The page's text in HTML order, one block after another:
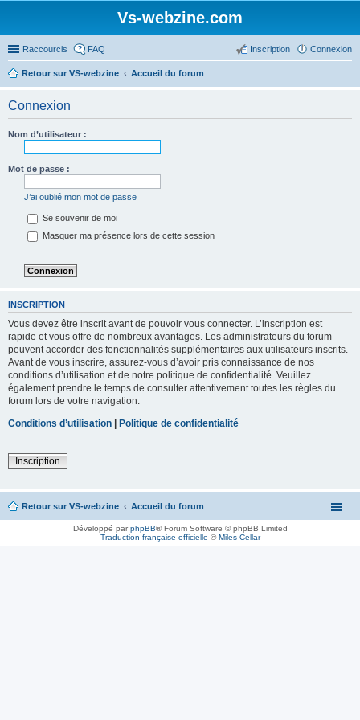
Vs-webzine.com
Raccourcis FAQ Connexion
Inscription
Retour sur VS-webzine Accueil du forum
Connexion
Nom d’utilisateur :
Mot de passe :
J’ai oublié mon mot de passe
Se souvenir de moi
Masquer ma présence lors de cette session
INSCRIPTION
Vous devez être inscrit avant de pouvoir vous connecter. L’inscription est
rapide et vous offre de nombreux avantages. Les administrateurs du forum
peuvent accorder des fonctionnalités supplémentaires aux utilisateurs inscrits.
Avant de vous inscrire, assurez-vous d’avoir pris connaissance de nos
conditions d’utilisation et de notre politique de confidentialité. Veuillez
également prendre le temps de consulter attentivement toutes les règles du
forum lors de votre navigation.
Conditions d’utilisation | Politique de confidentialité
Inscription
Retour sur VS-webzine Accueil du forum
Développé parphpBB® Forum Software © phpBB Limited
Traduction française officielle ©Miles Cellar